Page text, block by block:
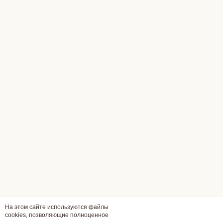
На этом сайте используются файлы
cookies, позволяющие полноценное